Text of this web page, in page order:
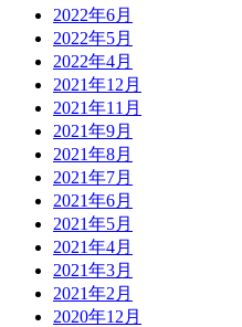
2022年6月
2022年5月
2022年4月
2021年12月
2021年11月
2021年9月
2021年8月
2021年7月
2021年6月
2021年5月
2021年4月
2021年3月
2021年2月
2020年12月